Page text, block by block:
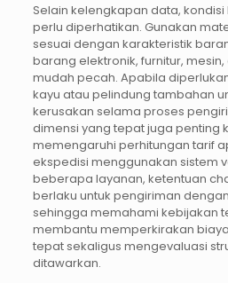
Selain kelengkapan data,
perlu diperhatikan. Gunakan
sesuai dengan karakteristik
barang elektronik, furnitur,
mudah pecah. Apabila
kayu atau pelindung tambahan
kerusakan selama proses
dimensi yang tepat juga penting
memengaruhi perhitungan tarif
ekspedisi menggunakan sistem
beberapa layanan, ketentuan
berlaku untuk pengiriman
sehingga memahami kebijakan
membantu memperkirakan
tepat sekaligus mengevaluasi
ditawarkan.